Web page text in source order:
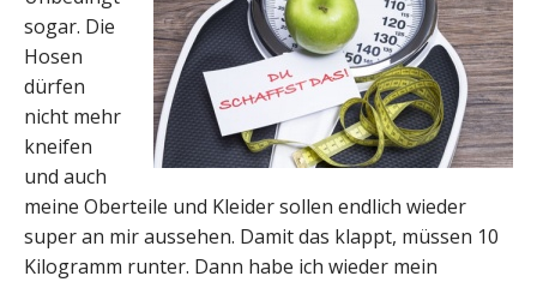
sogar. Die
Hosen
dürfen
nicht mehr
kneifen
und auch
meine Oberteile und Kleider sollen endlich wieder
super an mir aussehen. Damit das klappt, müssen 10
Kilogramm runter. Dann habe ich wieder mein